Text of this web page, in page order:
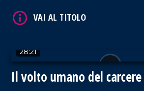
Pagliuso; l'esperto di regolamenti
28:21
Il volto umano del carcere